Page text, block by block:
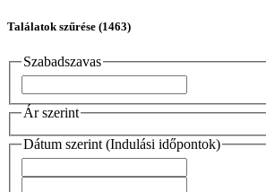
Találatok szűrése (1463)
Szabadszavas
Ár szerint
Dátum szerint (Indulási időpontok)